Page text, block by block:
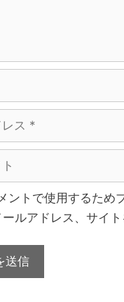
ントで使用するため
ルアドレス、サイト